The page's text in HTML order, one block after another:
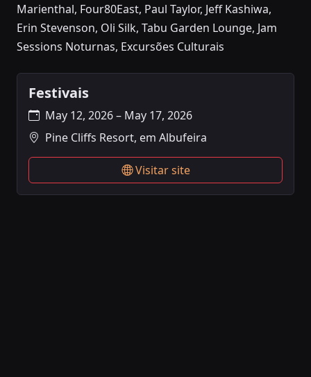
Marienthal, Four80East, Paul Taylor, Jeff Kashiwa,
Erin Stevenson, Oli Silk, Tabu Garden Lounge, Jam
Sessions Noturnas, Excursões Culturais
Festivais
May 12, 2026 – May 17, 2026
Pine Cliffs Resort, em Albufeira
Visitar site